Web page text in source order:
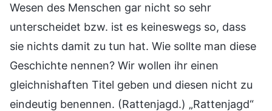
Wesen des Menschen gar nicht so sehr
unterscheidet bzw. ist es keineswegs so, dass
sie nichts damit zu tun hat. Wie sollte man diese
Geschichte nennen? Wir wollen ihr einen
gleichnishaften Titel geben und diesen nicht zu
eindeutig benennen. (Rattenjagd.) „Rattenjagd“